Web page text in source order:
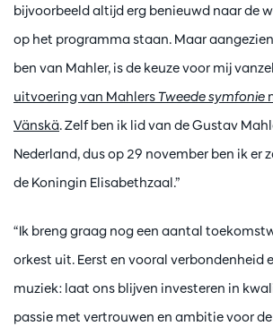
bijvoorbeeld altijd erg benieuwd naar de
op het programma staan. Maar
ben van Mahler, is de keuze voor mij
uitvoering van MahlersTweede symfonie
Vänskä. Zelf ben ik lid van de Gustav
Nederland, dus op 29 november ben ik er
de Koningin Elisabethzaal.”
“Ik breng graag nog een aantal
orkest uit. Eerst en vooral verbondenheid
muziek: laat ons blijven investeren in
passie met vertrouwen en ambitie voor